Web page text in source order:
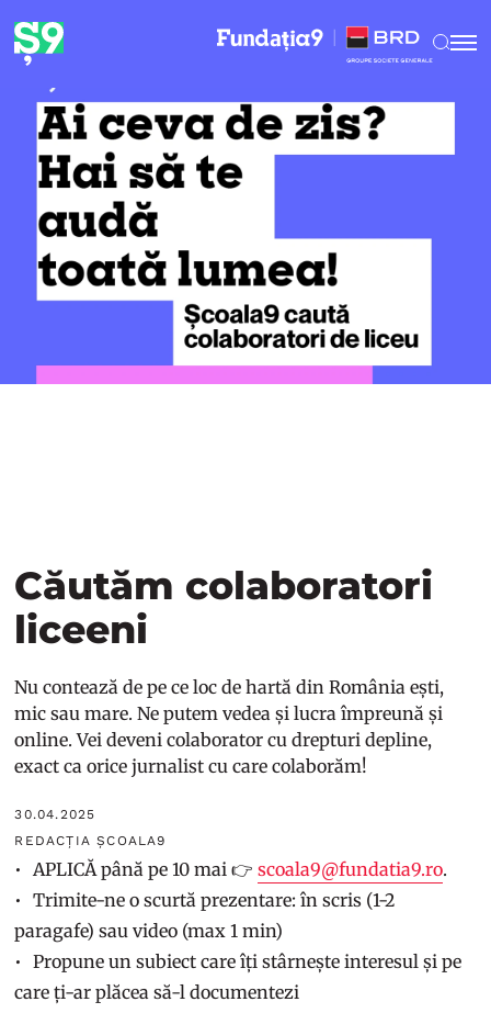
Căutăm colaboratori
liceeni
Nu contează de pe ce loc de hartă din România ești,
mic sau mare. Ne putem vedea și lucra împreună și
online. Vei deveni colaborator cu drepturi depline,
exact ca orice jurnalist cu care colaborăm!
30.04.2025
REDACȚIA ȘCOALA9
APLICĂ până pe 10 mai 👉scoala9@fundatia9.ro.
Trimite-ne o scurtă prezentare: în scris (1-2
paragafe) sau video (max 1 min)
Propune un subiect care îți stârnește interesul și pe
care ți-ar plăcea să-l documentezi